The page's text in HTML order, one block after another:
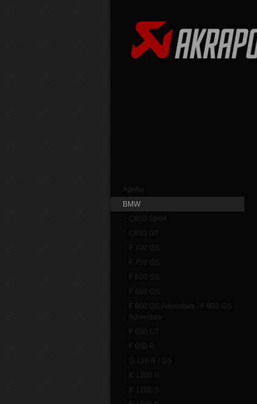
Aprilia
BMW
C650 Sport
C650 GT
F 700 GS
F 750 GS
F 800 GS
F 850 GS
F 800 GS Adventure / F 900 GS
Adventure
F 800 GT
F 800 R
G 310 R / GS
K 1200 R
K 1200 S